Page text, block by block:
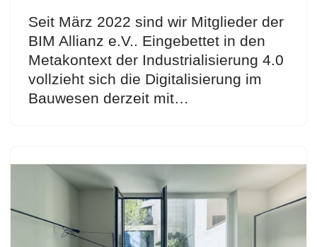
Seit März 2022 sind wir Mitglieder der
BIM Allianz e.V.. Eingebettet in den
Metakontext der Industrialisierung 4.0
vollzieht sich die Digitalisierung im
Bauwesen derzeit mit…